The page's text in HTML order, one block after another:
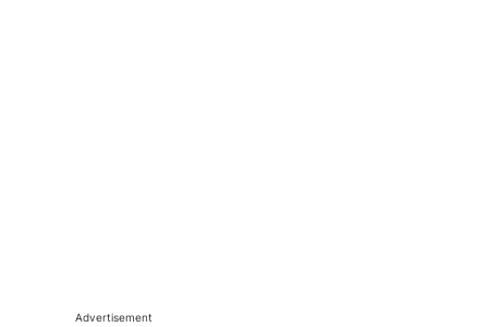
Advertisement